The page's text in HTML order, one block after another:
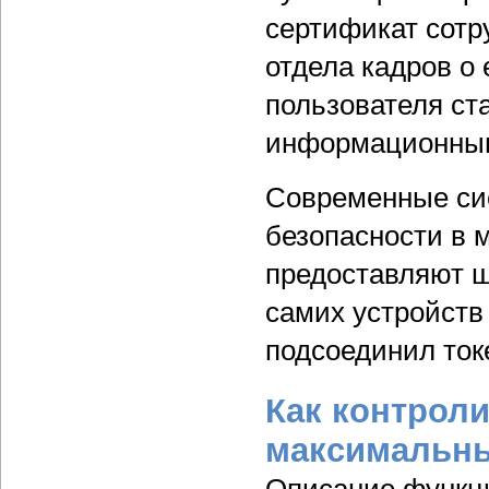
сертификат
отдела кадров о
пользователя
Современные
безопасности в
предоставляют
самих
подсоединил
Как